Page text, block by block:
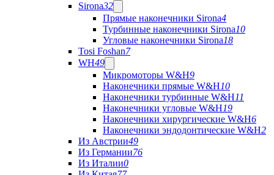
Sirona32
Прямые наконечники Sirona4
Турбинные наконечники Sirona10
Угловые наконечники Sirona18
Tosi Foshan7
WH49
Микромоторы W&H9
Наконечники прямые W&H10
Наконечники турбинные W&H11
Наконечники угловые W&H19
Наконечники хирургические W&H6
Наконечники эндодонтические W&H2
Из Австрии49
Из Германии76
Из Италии0